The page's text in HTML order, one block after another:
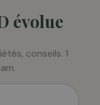
évolue
conseils. 1